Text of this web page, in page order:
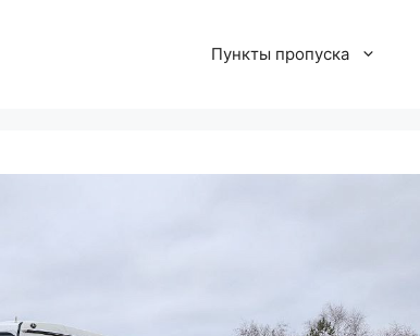
Пункты пропуска